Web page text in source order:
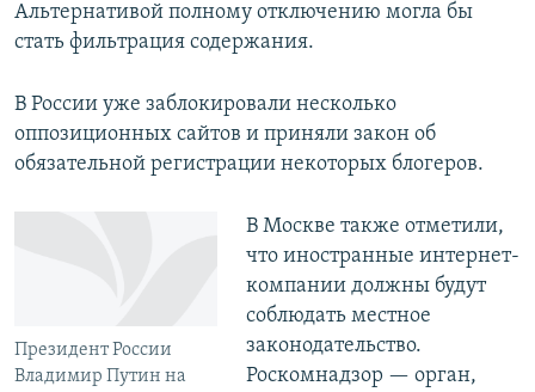
Альтернативой полному отключению могла бы
стать фильтрация содержания.
В России уже заблокировали несколько
оппозиционных сайтов и приняли закон об
обязательной регистрации некоторых блогеров.
Президент России
Владимир Путин на
В Москве также отметили,
что иностранные интернет-
компании должны будут
соблюдать местное
законодательство.
Роскомнадзор — орган,